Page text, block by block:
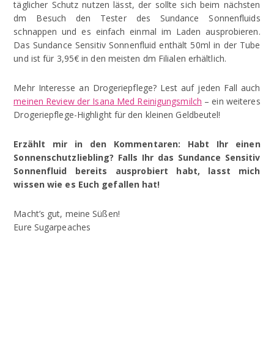
täglicher Schutz nutzen lässt, der sollte sich beim nächsten
dm Besuch den Tester des Sundance Sonnenfluids
schnappen und es einfach einmal im Laden ausprobieren.
Das Sundance Sensitiv Sonnenfluid enthält 50ml in der Tube
und ist für 3,95€ in den meisten dm Filialen erhältlich.
Mehr Interesse an Drogeriepflege? Lest auf jeden Fall auch
meinen Review der Isana Med Reinigungsmilch – ein weiteres
Drogeriepflege-Highlight für den kleinen Geldbeutel!
Erzählt mir in den Kommentaren: Habt Ihr einen
Sonnenschutzliebling? Falls Ihr das Sundance Sensitiv
Sonnenfluid bereits ausprobiert habt, lasst mich
wissen wie es Euch gefallen hat!
Macht’s gut, meine Süßen!
Eure Sugarpeaches